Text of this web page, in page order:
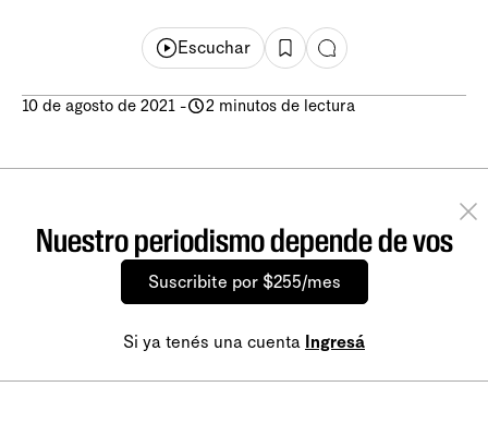
Escuchar
10 de agosto de 2021 - 2 minutos de lectura
Nuestro periodismo depende de vos
Suscribite por $255/mes
Si ya tenés una cuenta Ingresá